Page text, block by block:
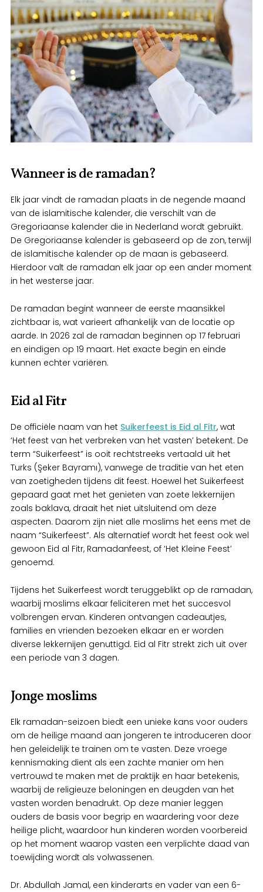
Wanneer is de ramadan?
Elk jaar vindt de ramadan plaats in de negende maand
van de islamitische kalender, die verschilt van de
Gregoriaanse kalender die in Nederland wordt gebruikt.
De Gregoriaanse kalender is gebaseerd op de zon, terwijl
de islamitische kalender op de maan is gebaseerd.
Hierdoor valt de ramadan elk jaar op een ander moment
in het westerse jaar.
De ramadan begint wanneer de eerste maansikkel
zichtbaar is, wat varieert afhankelijk van de locatie op
aarde. In 2026 zal de ramadan beginnen op 17 februari
en eindigen op 19 maart. Het exacte begin en einde
kunnen echter variëren.
Eid al Fitr
De officiële naam van het Suikerfeest is Eid al Fitr, wat
‘Het feest van het verbreken van het vasten’ betekent. De
term “Suikerfeest” is ooit rechtstreeks vertaald uit het
Turks (Şeker Bayramı), vanwege de traditie van het eten
van zoetigheden tijdens dit feest. Hoewel het Suikerfeest
gepaard gaat met het genieten van zoete lekkernijen
zoals baklava, draait het niet uitsluitend om deze
aspecten. Daarom zijn niet alle moslims het eens met de
naam “Suikerfeest”. Als alternatief wordt het feest ook wel
gewoon Eid al Fitr, Ramadanfeest, of ‘Het Kleine Feest’
genoemd.
Tijdens het Suikerfeest wordt teruggeblikt op de ramadan,
waarbij moslims elkaar feliciteren met het succesvol
volbrengen ervan. Kinderen ontvangen cadeautjes,
families en vrienden bezoeken elkaar en er worden
diverse lekkernijen genuttigd. Eid al Fitr strekt zich uit over
een periode van 3 dagen.
Jonge moslims
Elk ramadan-seizoen biedt een unieke kans voor ouders
om de heilige maand aan jongeren te introduceren door
hen geleidelijk te trainen om te vasten. Deze vroege
kennismaking dient als een zachte manier om hen
vertrouwd te maken met de praktijk en haar betekenis,
waarbij de religieuze beloningen en deugden van het
vasten worden benadrukt. Op deze manier leggen
ouders de basis voor begrip en waardering voor deze
heilige plicht, waardoor hun kinderen worden voorbereid
op het moment waarop vasten een verplichte daad van
toewijding wordt als volwassenen.
Dr. Abdullah Jamal, een kinderarts en vader van een 6-